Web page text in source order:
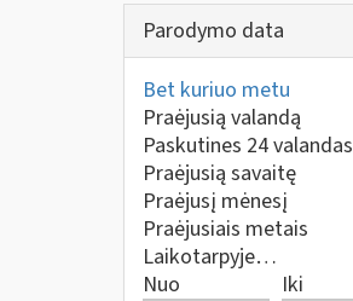
Parodymo data
Bet kuriuo metu
Praėjusią valandą
Paskutines 24 valandas
Praėjusią savaitę
Praėjusį mėnesį
Praėjusiais metais
Laikotarpyje…
Nuo
Iki